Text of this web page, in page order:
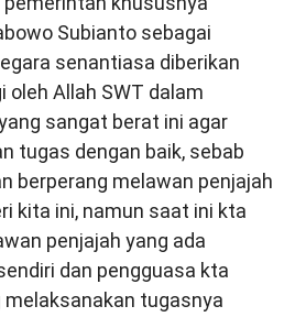
Subianto sebagai
senantiasa diberikan
oleh Allah SWT dalam
sangat berat ini agar
tugas dengan baik, sebab
berperang melawan penjajah
kita ini, namun saat ini kta
penjajah yang ada
dan pengguasa kta
melaksanakan tugasnya